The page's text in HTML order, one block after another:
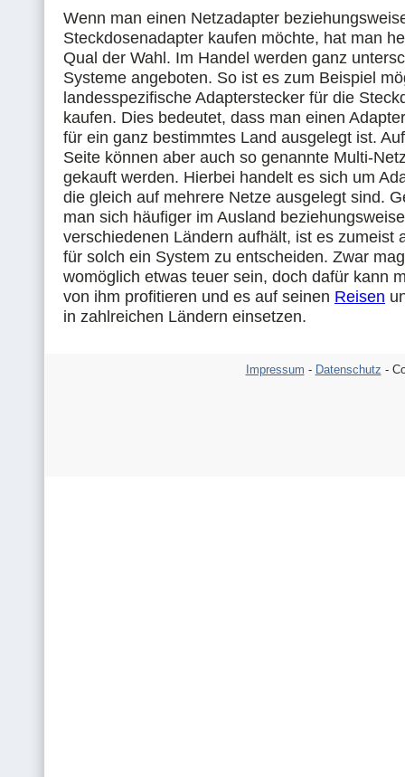
Wenn man einen Netzadapter
Steckdosenadapter kaufen möchte, hat man
Qual der Wahl. Im Handel werden ganz
Systeme angeboten. So ist es zum Beispiel
landesspezifische Adapterstecker für die
kaufen. Dies bedeutet, dass man einen
für ein ganz bestimmtes Land ausgelegt ist.
Seite können aber auch so genannte Multi-
gekauft werden. Hierbei handelt es sich um
die gleich auf mehrere Netze ausgelegt sind.
man sich häufiger im Ausland
verschiedenen Ländern aufhält, ist es zumeist
für solch ein System zu entscheiden. Zwar
womöglich etwas teuer sein, doch dafür kann
von ihm profitieren und es auf seinen Reisen
in zahlreichen Ländern einsetzen.
Impressum - Datenschutz -